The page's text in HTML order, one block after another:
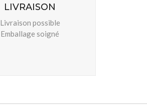
LIVRAISON
Livraison possible
Emballage soigné